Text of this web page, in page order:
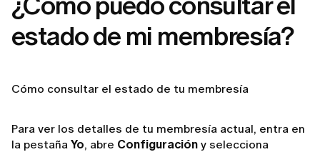
estado de mi membresía?
Cómo consultar el estado de tu membresía
Para ver los detalles de tu membresía actual, entra en
la pestaña Yo, abre Configuración y selecciona